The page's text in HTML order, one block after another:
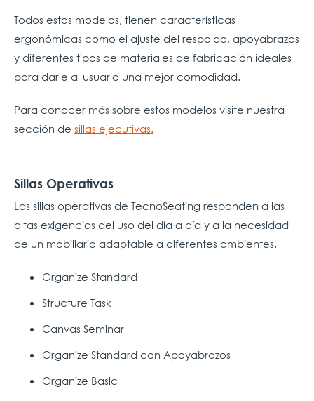
Todos estos modelos, tienen características
ergonómicas como el ajuste del respaldo, apoyabrazos
y diferentes tipos de materiales de fabricación ideales
para darle al usuario una mejor comodidad.
Para conocer más sobre estos modelos visite nuestra
sección de sillas ejecutivas.
Sillas Operativas
Las sillas operativas de TecnoSeating responden a las
altas exigencias del uso del día a día y a la necesidad
de un mobiliario adaptable a diferentes ambientes.
Organize Standard
Structure Task
Canvas Seminar
Organize Standard con Apoyabrazos
Organize Basic